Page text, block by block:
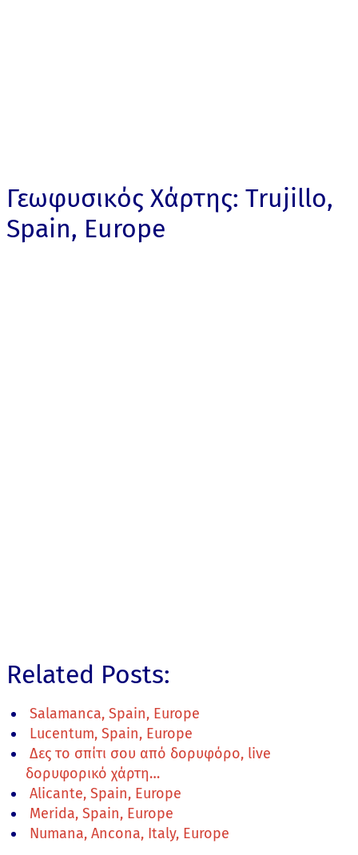
Γεωφυσικός Χάρτης: Trujillo,
Spain, Europe
Related Posts:
Salamanca, Spain, Europe
Lucentum, Spain, Europe
Δες το σπίτι σου από δορυφόρο, live
δορυφορικό χάρτη…
Alicante, Spain, Europe
Merida, Spain, Europe
Numana, Ancona, Italy, Europe